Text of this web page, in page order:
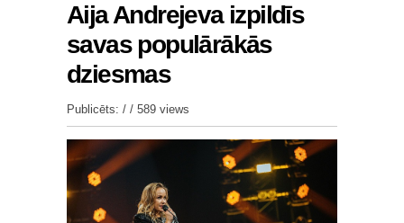
Aija Andrejeva izpildīs
savas populārākās
dziesmas
Publicēts: / / 589 views